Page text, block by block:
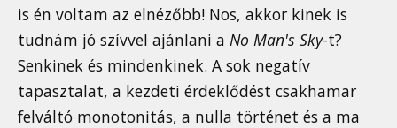
is én voltam az elnézőbb! Nos, akkor kinek is
tudnám jó szívvel ajánlani a No Man's Sky-t?
Senkinek és mindenkinek. A sok negatív
tapasztalat, a kezdeti érdeklődést csakhamar
felváltó monotonitás, a nulla történet és a ma